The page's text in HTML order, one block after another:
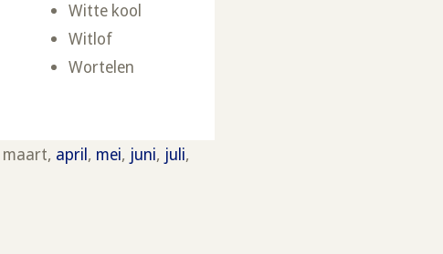
Witte kool
Witlof
Wortelen
maart, april, mei, juni, juli,